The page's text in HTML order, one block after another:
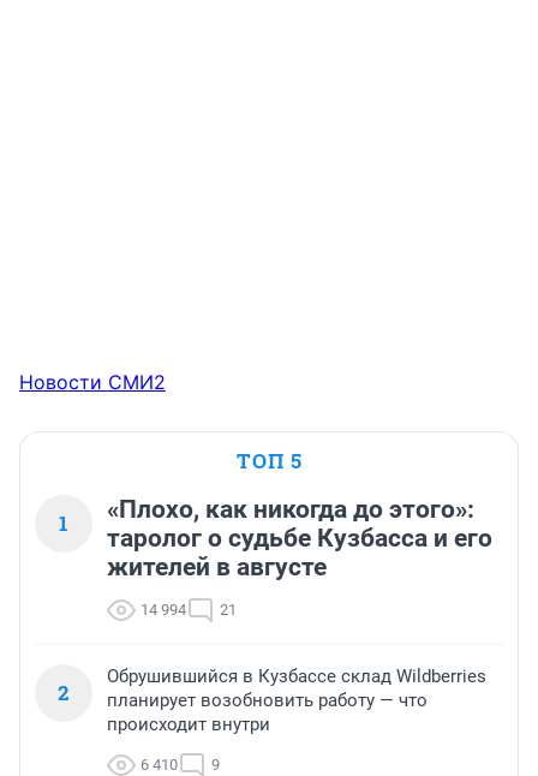
Новости СМИ2
ТОП 5
1
«Плохо, как никогда до этого»:
таролог о судьбе Кузбасса и его
жителей в августе
14 994 21
2
Обрушившийся в Кузбассе склад Wildberries
планирует возобновить работу — что
происходит внутри
6 410 9